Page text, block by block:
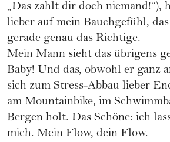
„Das zahlt dir doch niemand!“),
lieber auf mein Bauchgefühl,
gerade genau das Richtige.
Mein Mann sieht das übrigens
Baby! Und das, obwohl er ganz
sich zum Stress-Abbau lieber
am Mountainbike, im
Bergen holt. Das Schöne: ich
mich. Mein Flow, dein Flow.